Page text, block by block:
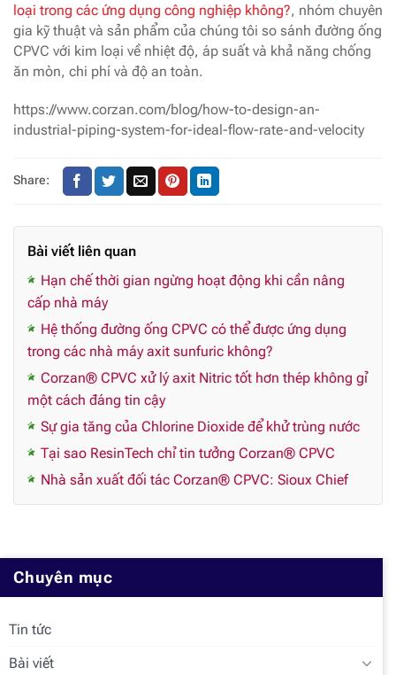
loại trong các ứng dụng công nghiệp không?, nhóm chuyên
gia kỹ thuật và sản phẩm của chúng tôi so sánh đường ống
CPVC với kim loại về nhiệt độ, áp suất và khả năng chống
ăn mòn, chi phí và độ an toàn.
https://www.corzan.com/blog/how-to-design-an-
industrial-piping-system-for-ideal-flow-rate-and-velocity
Share:
Bài viết liên quan
Hạn chế thời gian ngừng hoạt động khi cần nâng
cấp nhà máy
Hệ thống đường ống CPVC có thể được ứng dụng
trong các nhà máy axit sunfuric không?
Corzan® CPVC xử lý axit Nitric tốt hơn thép không gỉ
một cách đáng tin cậy
Sự gia tăng của Chlorine Dioxide để khử trùng nước
Tại sao ResinTech chỉ tin tưởng Corzan® CPVC
Nhà sản xuất đối tác Corzan® CPVC: Sioux Chief
Chuyên mục
Tin tức
Bài viết